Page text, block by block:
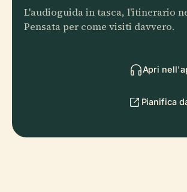
L'audioguida in tasca, l'itinerario
Pensata per come visiti davvero.
Apri
Pianifica